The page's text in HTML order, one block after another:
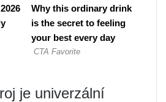
je univerzální